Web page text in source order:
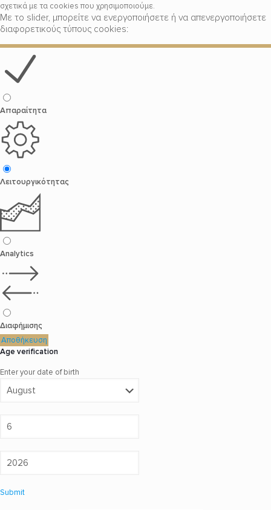
σχετικά με τα cookies που χρησιμοποιούμε.
Με το slider, μπορείτε να ενεργοποιήσετε ή να απενεργοποιήσετε
διαφορετικούς τύπους cookies:
Απαραίτητα
Λειτουργικότητας
Analytics
Διαφήμισης
Αποθήκευση
Age verification
Enter your date of birth
Submit